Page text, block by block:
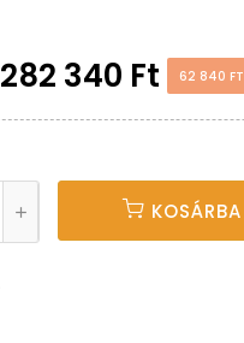
282 340 Ft 62 840 FT